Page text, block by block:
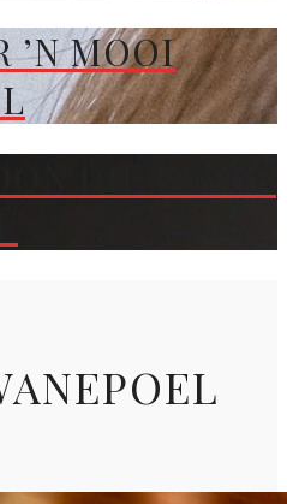
’N MOOI